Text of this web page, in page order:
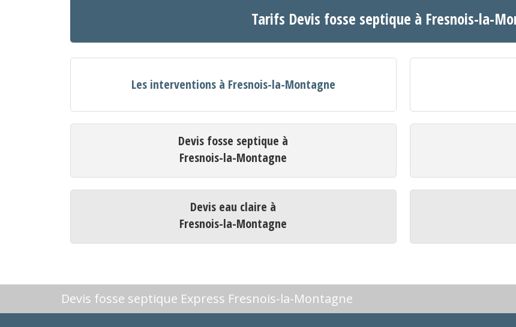
Tarifs Devis fosse septique à Fresnois-la-
Les interventions à Fresnois-la-Montagne
Devis fosse septique à
Fresnois-la-Montagne
Devis eau claire à
Fresnois-la-Montagne
Devis fosse septique Express Fresnois-la-Montagne